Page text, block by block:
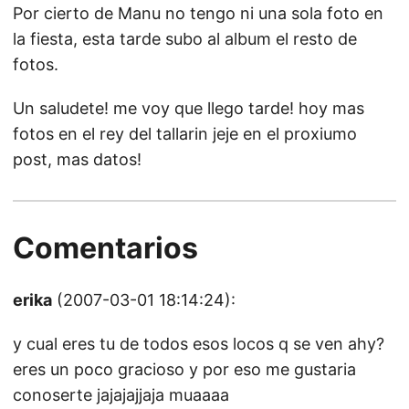
Por cierto de Manu no tengo ni una sola foto en
la fiesta, esta tarde subo al album el resto de
fotos.
Un saludete! me voy que llego tarde! hoy mas
fotos en el rey del tallarin jeje en el proxiumo
post, mas datos!
Comentarios
erika (2007-03-01 18:14:24):
y cual eres tu de todos esos locos q se ven ahy?
eres un poco gracioso y por eso me gustaria
conoserte jajajajjaja muaaaa